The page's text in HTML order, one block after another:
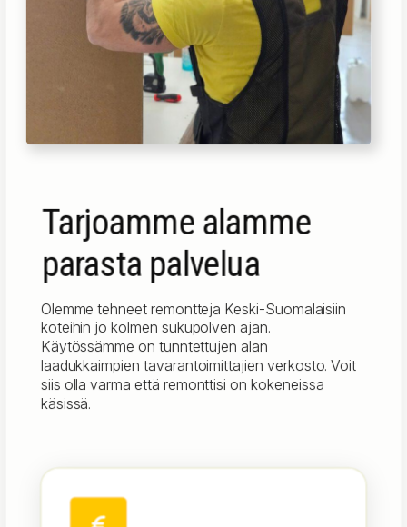
Tarjoamme alamme
parasta palvelua
Olemme tehneet remontteja Keski-Suomalaisiin
koteihin jo kolmen sukupolven ajan.
Käytössämme on tunntettujen alan
laadukkaimpien tavarantoimittajien verkosto. Voit
siis olla varma että remonttisi on kokeneissa
käsissä.